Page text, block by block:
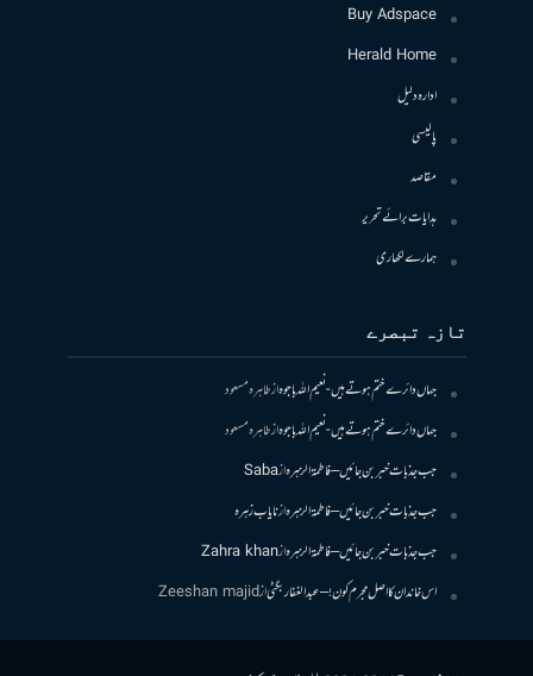
Buy Adspace
Herald Home
ادارہ دلیل
پالیسی
مقاصد
ہدایات برائے تحریر
ہمارے لکھاری
تازہ تبصرے
جہاں دائرے ختم ہوتے ہیں- نعیم اللہ باجوہازطاہرہ مسعود
جہاں دائرے ختم ہوتے ہیں- نعیم اللہ باجوہازطاہرہ مسعود
جب جذبات خبر بن جائیں – فاطمۃالزہرہازSaba
جب جذبات خبر بن جائیں – فاطمۃالزہرہازنایاب زہرہ
جب جذبات خبر بن جائیں – فاطمۃالزہرہازZahra khan
اس خاندان کا اصل مجرم کون! – عبدالغفار بگٹیازZeeshan majid